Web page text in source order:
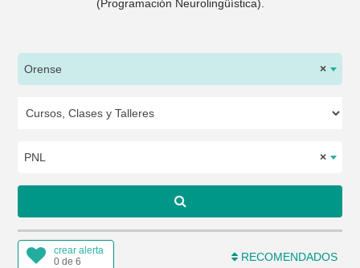
(Programación Neurolingüística).
×
Orense
×
PNL
crear alerta
0 de 6
RECOMENDADOS